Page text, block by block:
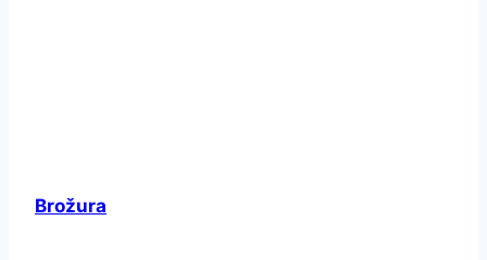
Brožura